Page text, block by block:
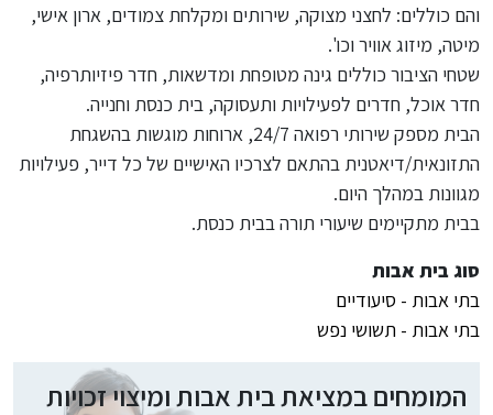
והם כוללים: לחצני מצוקה, שירותים ומקלחת צמודים, ארון אישי,
מיטה, מיזוג אוויר וכו'.
שטחי הציבור כוללים גינה מטופחת ומדשאות, חדר פיזיותרפיה,
חדר אוכל, חדרים לפעילויות ותעסוקה, בית כנסת וחנייה.
הבית מספק שירותי רפואה 24/7, ארוחות מוגשות בהשגחת
התזונאית/דיאטנית בהתאם לצרכיו האישיים של כל דייר, פעילויות
מגוונות במהלך היום.
בבית מתקיימים שיעורי תורה בבית כנסת.
סוג בית אבות
בתי אבות - סיעודיים
בתי אבות - תשושי נפש
המומחים במציאת בית אבות ומיצוי זכויות